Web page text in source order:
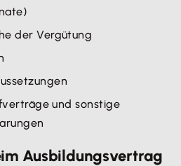
der Vergütung
und sonstige
Ausbildungsvertrag